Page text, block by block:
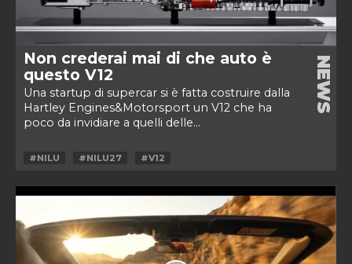
Non crederai mai di che auto è
questo V12
Una startup di supercar si è fatta costruire dalla
Hartley Engines&Motorsport un V12 che ha
poco da invidiare a quelli delle...
NEWS
#NILU #NILU27 #V12